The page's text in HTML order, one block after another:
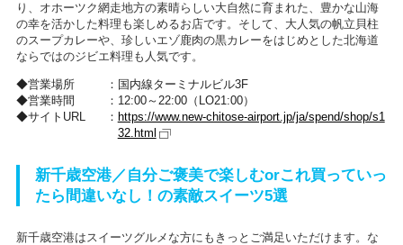
り、オホーツク網走地方の素晴らしい大自然に育まれた、豊かな山海
の幸を活かした料理も楽しめるお店です。そして、大人気の帆立貝柱
のスープカレーや、珍しいエゾ鹿肉の黒カレーをはじめとした北海道
ならではのジビエ料理も人気です。
営業場所
国内線ターミナルビル3F
営業時間
12:00～22:00（LO21:00）
サイトURL
https://www.new-chitose-airport.jp/ja/spend/shop/s1
32.html
新千歳空港／自分ご褒美で楽しむorこれ買っていっ
たら間違いなし！の素敵スイーツ5選
新千歳空港はスイーツグルメな方にもきっとご満足いただけます。な